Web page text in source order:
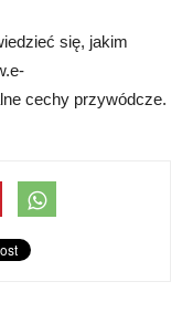
się, jakim
cechy przywódcze.